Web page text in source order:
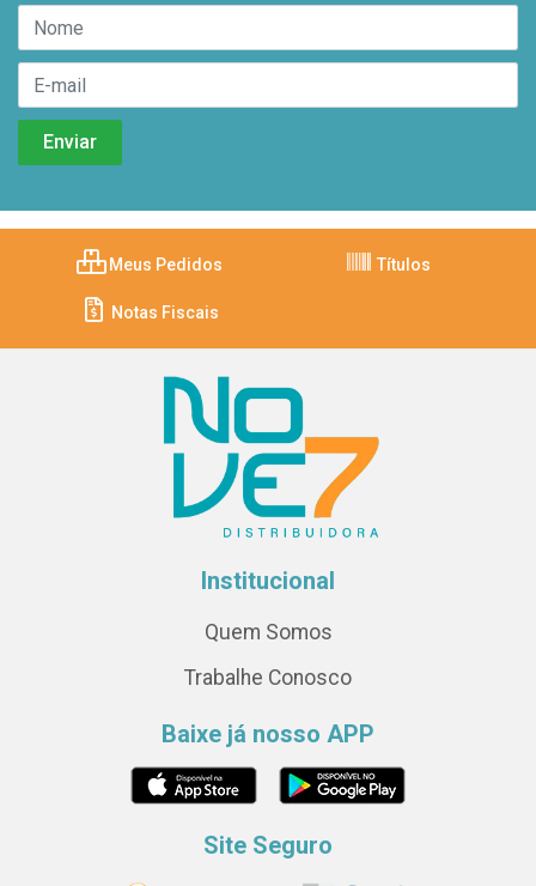
Meus Pedidos Títulos
Notas Fiscais
Institucional
Quem Somos
Trabalhe Conosco
Baixe já nosso APP
Site Seguro